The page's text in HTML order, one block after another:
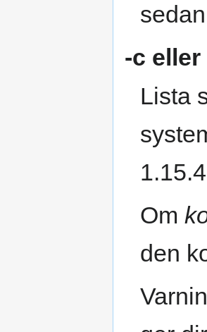
-c eller
Lista
Om
den